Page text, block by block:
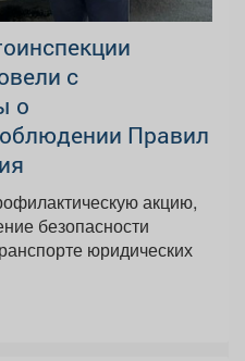
с
о
Правил
акцию,
безопасности
юридических